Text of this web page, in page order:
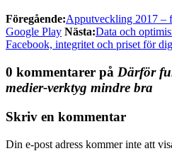
Föregående:Apputveckling 2017 –
Google Play Nästa:Data och
Facebook, integritet och priset för
0 kommentarer på Därför
medier-verktyg mindre bra
Skriv en kommentar
Din e-post adress kommer inte att